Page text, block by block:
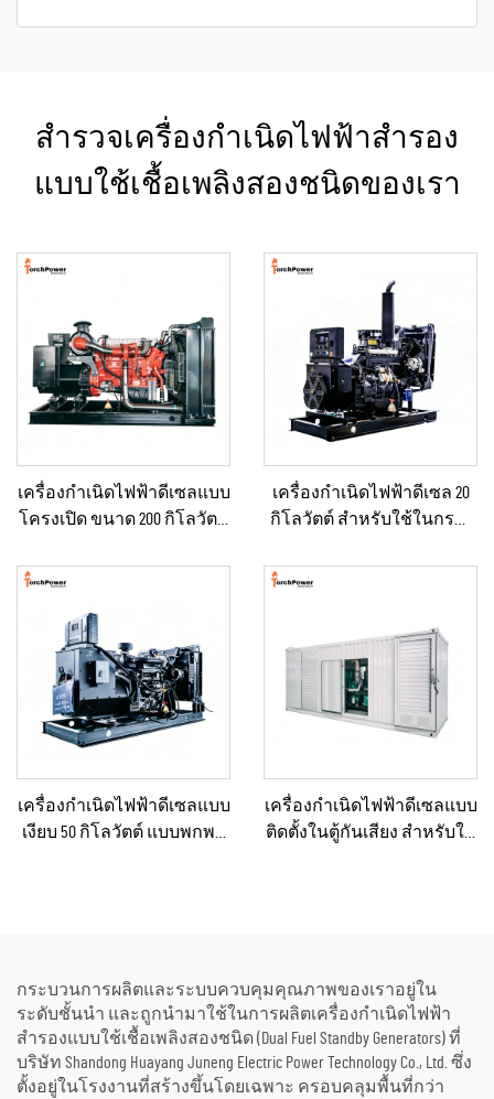
สำรวจเครื่องกำเนิดไฟฟ้าสำรอง
แบบใช้เชื้อเพลิงสองชนิดของเรา
เครื่องกำเนิดไฟฟ้าดีเซลแบบ
โครงเปิด ขนาด 200 กิโลวัตต์
และการจ่ายไฟฟ้าแบบคงที่
เครื่องกำเนิดไฟฟ้าดีเซล 20
กิโลวัตต์ สำหรับใช้ในกรณี
ขนาดเล็ก
เครื่องกำเนิดไฟฟ้าดีเซลแบบ
เงียบ 50 กิโลวัตต์ แบบพกพา
เครื่องกำเนิดไฟฟ้าดีเซลแบบ
ติดตั้งในตู้กันเสียง สำหรับใช้
กระบวนการผลิตและระบบควบคุมคุณภาพของเราอยู่ใน
ระดับชั้นนำ และถูกนำมาใช้ในการผลิตเครื่องกำเนิดไฟฟ้า
สำรองแบบใช้เชื้อเพลิงสองชนิด (Dual Fuel Standby Generators) ที่
บริษัท Shandong Huayang Juneng Electric Power Technology Co., Ltd. ซึ่ง
ตั้งอยู่ในโรงงานที่สร้างขึ้นโดยเฉพาะ ครอบคลุมพื้นที่กว่า